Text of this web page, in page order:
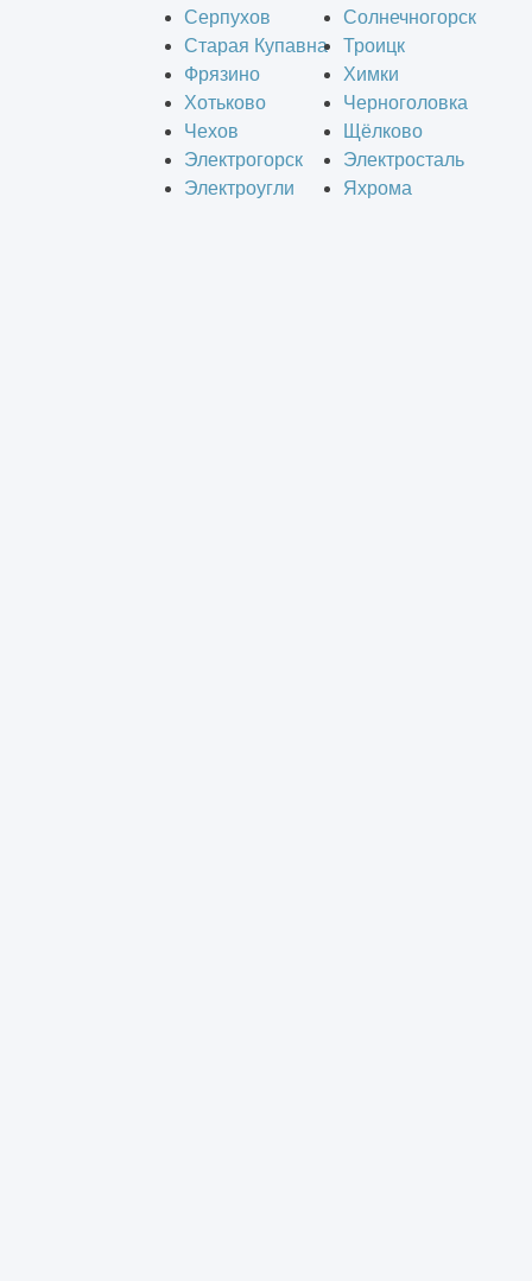
Серпухов
Солнечногорск
Старая Купавна
Троицк
Фрязино
Химки
Хотьково
Черноголовка
Чехов
Щёлково
Электрогорск
Электросталь
Электроугли
Яхрома